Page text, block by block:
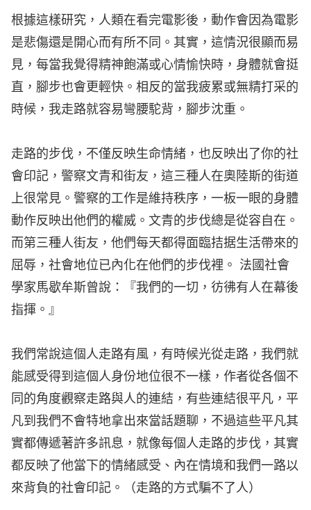
根據這樣研究，人類在看完電影後，動作會因為電影
是悲傷還是開心而有所不同。其實，這情況很顯而易
見，每當我覺得精神飽滿或心情愉快時，身體就會挺
直，腳步也會更輕快。相反的當我疲累或無精打采的
時候，我走路就容易彎腰駝背，腳步沈重。
走路的步伐，不僅反映生命情緒，也反映出了你的社
會印記，警察文青和街友，這三種人在奧陸斯的街道
上很常見。警察的工作是維持秩序，一板一眼的身體
動作反映出他們的權威。文青的步伐總是從容自在。
而第三種人街友，他們每天都得面臨拮据生活帶來的
屈辱，社會地位已內化在他們的步伐裡。 法國社會
學家馬歇牟斯曾說：『我們的一切，彷彿有人在幕後
指揮。』
我們常說這個人走路有風，有時候光從走路，我們就
能感受得到這個人身份地位很不一樣，作者從各個不
同的角度觀察走路與人的連結，有些連結很平凡，平
凡到我們不會特地拿出來當話題聊，不過這些平凡其
實都傳遞著許多訊息，就像每個人走路的步伐，其實
都反映了他當下的情緒感受、內在情境和我們一路以
來背負的社會印記。（走路的方式騙不了人）